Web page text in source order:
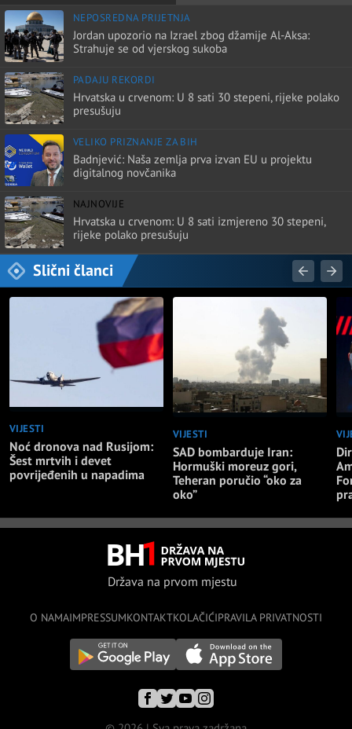
NEPOSREDNA PRIJETNJA
Jordan upozorio na Izrael zbog džamije Al-Aksa:
Strahuje se od vjerskog sukoba
PADAJU REKORDI
Hrvatska u crvenom: U 8 sati 30 stepeni, rijeke polako
presušuju
VELIKO PRIZNANJE ZA BIH
Badnjević: Naša zemlja prva izvan EU u projektu
digitalnog novčanika
NAJNOVIJE
Hrvatska u crvenom: U 8 sati izmjereno 30 stepeni,
rijeke polako presušuju
Slični članci
VIJESTI
Noć dronova nad Rusijom:
Šest mrtvih i devet
povrijeđenih u napadima
VIJESTI
SAD bombarduje Iran:
Hormuški moreuz gori,
Teheran poručio “oko za
oko”
Država na prvom mjestu
O NAMAIMPRESSUMKONTAKTKOLAČIĆIPRAVILA PRIVATNOSTI